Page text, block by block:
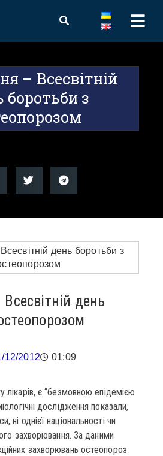
– Всесвітній
боротьби з
день
12/2012 01:09
лікарів, є “безмовною епідемією
дослідження показали,
однієї національності чи
захворювання. За даними
захворювань остеопороз